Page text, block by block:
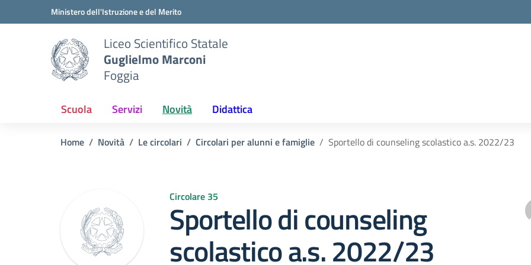
Vai ai contenuti
Vai al menu di navigazioneMinistero dell'Istruzione e del Merito
Liceo Scientifico Statale
Guglielmo Marconi
Foggia
Scuola Servizi Novità Didattica
Home Novità Le circolari Circolari per alunni e famiglie Sportello di counseling scolastico a.s. 2022/23
Circolare 35
Sportello di counseling
scolastico a.s. 2022/23